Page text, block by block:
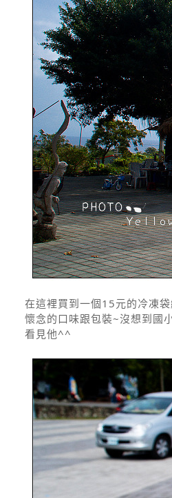
在這裡買到一個15元的冷凍
懷念的口味跟包裝~沒想到國
看見他^^